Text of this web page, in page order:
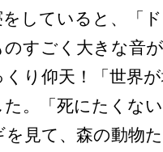
していると、「
すごく大きな音
り仰天！「世界
。「死にたくな
見て、森の動物